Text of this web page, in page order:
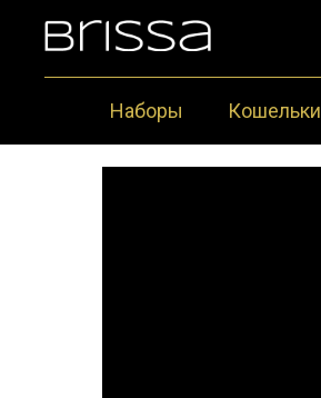
Наборы Кошельки